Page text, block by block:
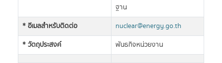
ฐาน
* อีเมลสำหรับติดต่อ
nuclear@energy.go.th
* วัตถุประสงค์
พันธกิจหน่วยงาน